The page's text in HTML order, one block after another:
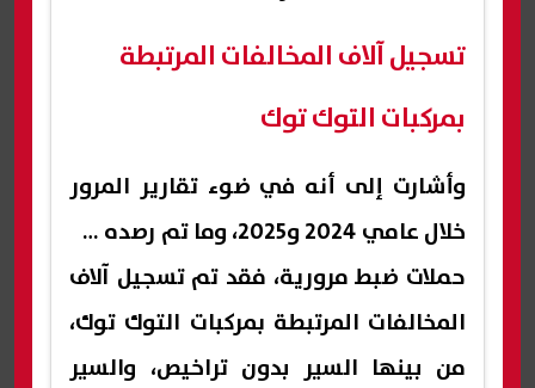
تسجيل آلاف المخالفات المرتبطة
بمركبات التوك توك
وأشارت إلى أنه في ضوء تقارير المرور
خلال عامي 2024 و2025، وما تم رصده من
حملات ضبط مرورية، فقد تم تسجيل آلاف
المخالفات المرتبطة بمركبات التوك توك،
من بينها السير بدون تراخيص، والسير